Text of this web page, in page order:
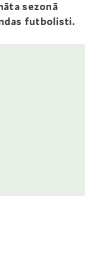
sezonā
futbolisti.